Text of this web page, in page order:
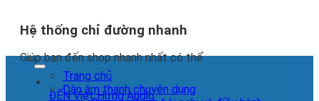
Hệ thống chỉ đường nhanh
Giúp bạn đến shop nhanh nhất có thể
ĐẾN Việt Hưng Audio
Trang chủ
Dàn âm thanh chuyên dụng